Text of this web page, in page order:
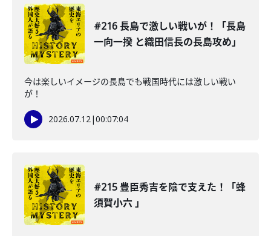
#216 長島で激しい戦いが！「長島
一向一揆 と織田信長の長島攻め」
今は楽しいイメージの長島でも戦国時代には激しい戦い
が！
2026.07.12|00:07:04
#215 豊臣秀吉を陰で支えた！「蜂
須賀小六 」